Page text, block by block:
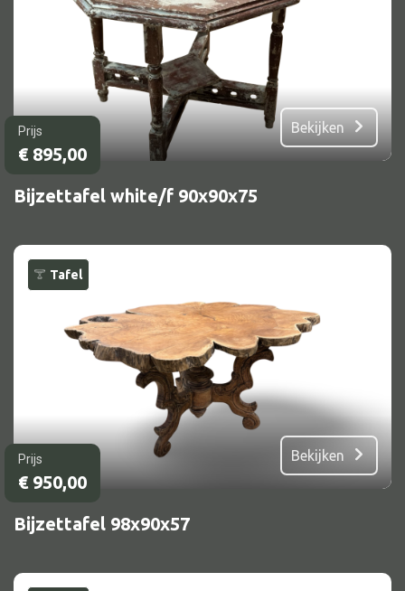
Prijs
€895,00
Bekijken
Bijzettafel white/f 90x90x75
Tafel
Prijs
€950,00
Bekijken
Bijzettafel 98x90x57